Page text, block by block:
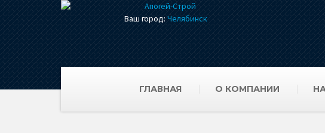
Ваш город: Челябинск
ГЛАВНАЯ О КОМПАНИИ